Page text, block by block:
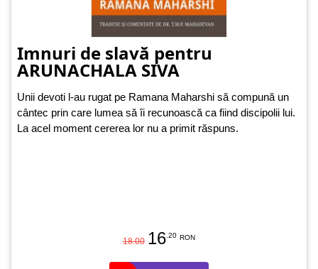
Imnuri de slavă pentru
ARUNACHALA SIVA
Unii devoti l-au rugat pe Ramana Maharshi să compună un
cântec prin care lumea să îi recunoască ca fiind discipolii lui.
La acel moment cererea lor nu a primit răspuns.
18.00 16 .20 RON